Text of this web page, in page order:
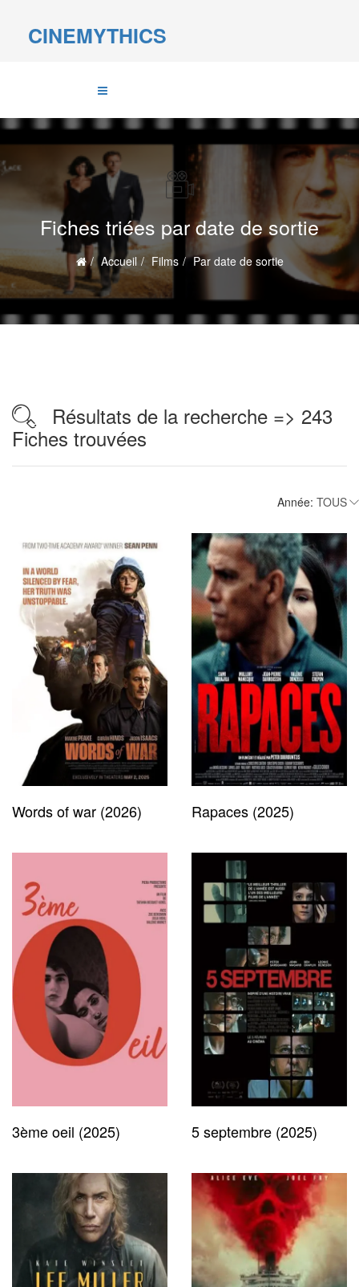
CINEMYTHICS
Fiches triées par date de sortie
Accueil Films Par date de sortie
Résultats de la recherche => 243
Fiches trouvées
Année:
Words of war (2026) Rapaces (2025)
3ème oeil (2025) 5 septembre (2025)